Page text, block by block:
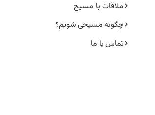
ملاقات با مسیح
چگونه مسیحی شویم؟
تماس با ما